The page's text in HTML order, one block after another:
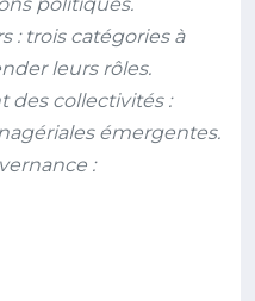
: trois catégories à
leurs rôles.
des collectivités :
émergentes.
: